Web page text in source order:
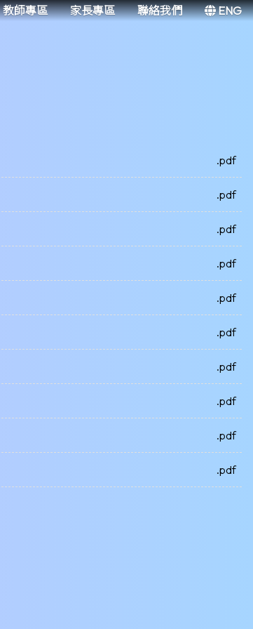
教師專區 家長專區 聯絡我們 ENG
.pdf
.pdf
.pdf
.pdf
.pdf
.pdf
.pdf
.pdf
.pdf
.pdf